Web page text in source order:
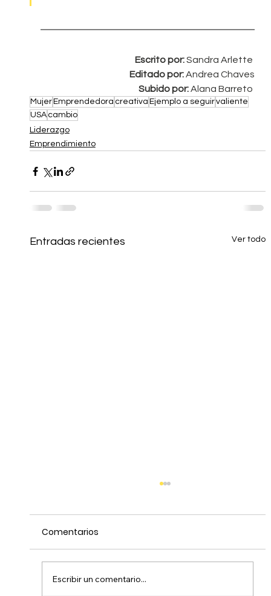
Escrito por: Sandra Arlette
Editado por: Andrea Chaves
Subido por: Alana Barreto
Mujer Emprendedora creativa Ejemplo a seguirvaliente
USA cambio
Liderazgo
Emprendimiento
Entradas recientes Ver todo
Comentarios
Escribir un comentario...